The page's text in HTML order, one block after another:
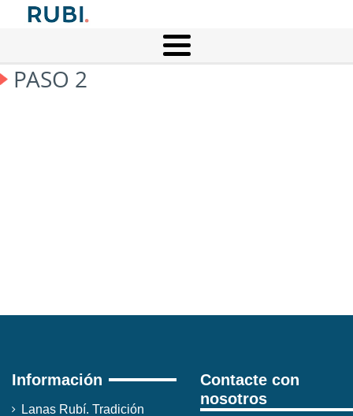
PASO 2
Información
Lanas Rubí. Tradición
Contacte con
nosotros